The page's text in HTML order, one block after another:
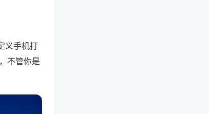
义手机打
不管你是